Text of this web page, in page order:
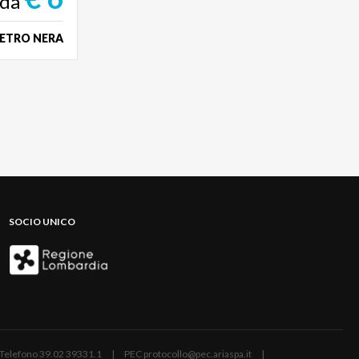
NERA
SOCIO UNICO
39.02 39331.1 | PEC protocollo@pec.ariaspa.it |